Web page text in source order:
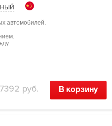
автомобилей.
руб. В корзину